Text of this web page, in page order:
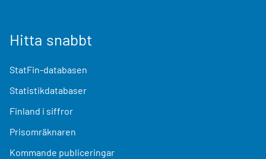
Hitta snabbt
StatFin-databasen
Statistikdatabaser
Finland i siffror
Prisomräknaren
Kommande publiceringar